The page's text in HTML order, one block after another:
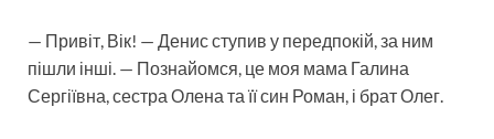
— Привіт, Вік! — Денис ступив у передпокій, за ним
пішли інші. — Познайомся, це моя мама Галина
Сергіївна, сестра Олена та її син Роман, і брат Олег.